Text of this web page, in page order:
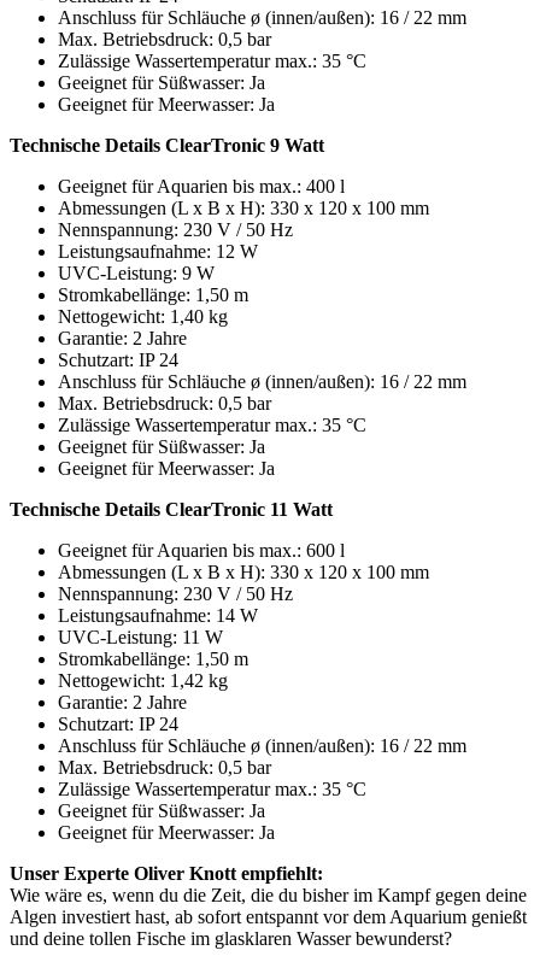
Anschluss für Schläuche ø (innen/außen): 16 / 22 mm
Max. Betriebsdruck: 0,5 bar
Zulässige Wassertemperatur max.: 35 °C
Geeignet für Süßwasser: Ja
Geeignet für Meerwasser: Ja
Technische Details ClearTronic 9 Watt
Geeignet für Aquarien bis max.: 400 l
Abmessungen (L x B x H): 330 x 120 x 100 mm
Nennspannung: 230 V / 50 Hz
Leistungsaufnahme: 12 W
UVC-Leistung: 9 W
Stromkabellänge: 1,50 m
Nettogewicht: 1,40 kg
Garantie: 2 Jahre
Schutzart: IP 24
Anschluss für Schläuche ø (innen/außen): 16 / 22 mm
Max. Betriebsdruck: 0,5 bar
Zulässige Wassertemperatur max.: 35 °C
Geeignet für Süßwasser: Ja
Geeignet für Meerwasser: Ja
Technische Details ClearTronic 11 Watt
Geeignet für Aquarien bis max.: 600 l
Abmessungen (L x B x H): 330 x 120 x 100 mm
Nennspannung: 230 V / 50 Hz
Leistungsaufnahme: 14 W
UVC-Leistung: 11 W
Stromkabellänge: 1,50 m
Nettogewicht: 1,42 kg
Garantie: 2 Jahre
Schutzart: IP 24
Anschluss für Schläuche ø (innen/außen): 16 / 22 mm
Max. Betriebsdruck: 0,5 bar
Zulässige Wassertemperatur max.: 35 °C
Geeignet für Süßwasser: Ja
Geeignet für Meerwasser: Ja
Unser Experte Oliver Knott empfiehlt:
Wie wäre es, wenn du die Zeit, die du bisher im Kampf gegen deine
Algen investiert hast, ab sofort entspannt vor dem Aquarium genießt
und deine tollen Fische im glasklaren Wasser bewunderst?